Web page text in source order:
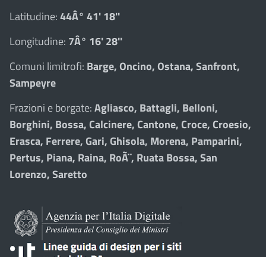
Latitudine:44Â° 41' 18''
Longitudine: 7Â° 16' 28''
Comuni limitrofi: Barge, Oncino, Ostana, Sanfront,
Sampeyre
Frazioni e borgate:Agliasco, Battagli, Belloni,
Borghini, Bossa, Calcinere, Cantone, Croce, Croesio,
Erasca, Ferrere, Gari, Ghisola, Morena, Pamparini,
Pertus, Piana, Raina, RoÃ¨, Ruata Bossa, San
Lorenzo, Saretto